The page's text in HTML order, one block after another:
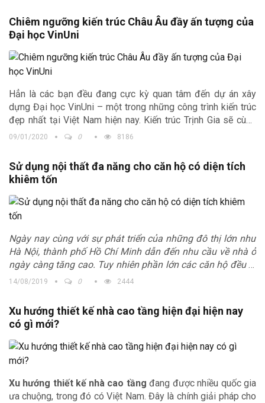
dán ngói lên mái bê tông để có thể duy trì được tính thẩm mĩ
của căn nhà đồng thời hạn chế tối thiểu hiện tượng thấm dột.
Trong bài viết này, Kiến trúc Trịnh Gia sẽ chia sẻ đến các bạn
thông tin chi tiết và cần thiết nhất.
Chiêm ngưỡng kiến trúc Châu Âu đầy ấn tượng của
Đại học VinUni
Hẳn là các bạn đều đang cực kỳ quan tâm đến dự án xây
dựng Đại học VinUni – một trong những công trình kiến trúc
đẹp nhất tại Việt Nam hiện nay. Kiến trúc Trịnh Gia sẽ cùng
các bạn chiêm ngưỡng thiết kế mang đậm phong cách Châu
09/01/2020 0 8186
Sử dụng nội thất đa năng cho căn hộ có diện tích
khiêm tốn
Ngày nay cùng với sự phát triển của những đô thị lớn như
Hà Nội, thành phố Hồ Chí Minh dẫn đến nhu cầu về nhà ở
ngày càng tăng cao. Tuy nhiên phần lớn các căn hộ đều bị
thu hẹp diện tích dẫn đến sự khó khăn trong việc lựa chọn
những giải pháp sử dụng nội thất đa năng cho những căn
hộ có diện tích khiêm tốn để tạo ra sự hài hòa, rộng rãi và
thoáng mát cho không gian.
14/08/2019 0 2444
Xu hướng thiết kế nhà cao tầng hiện đại hiện nay
có gì mới?
Xu hướng thiết kế nhà cao tầng đang được nhiều quốc gia
ưa chuộng, trong đó có Việt Nam. Đây là chính giải pháp cho